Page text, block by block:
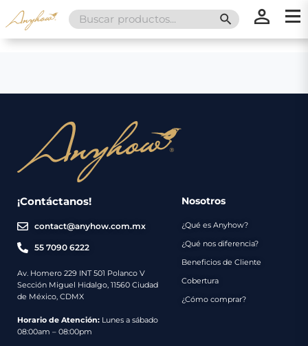
Search
for:
SEARCH
¡Contáctanos!
contact@anyhow.com.mx
55 7090 6222
Av. Homero 229 INT 501 Polanco V
Sección Miguel Hidalgo, 11560 Ciudad
de México, CDMX
Horario de Atención: Lunes a sábado
08:00am – 08:00pm
Nosotros
¿Qué es Anyhow?
¿Qué nos diferencia?
Beneficios de Cliente
Cobertura
¿Cómo comprar?
Nosotros
Servicios
Envíos
Métodos
de
Catálogo
Regalos
Contacto